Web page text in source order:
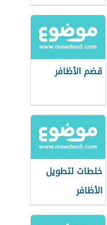
قضم الأظافر
خلطات لتطويل
الأظافر